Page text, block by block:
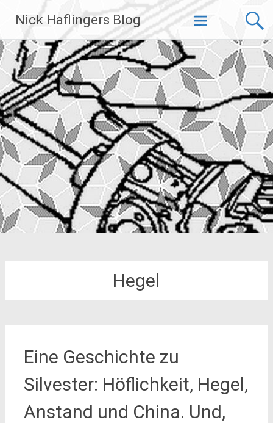
Inhalt
springen
Nick Haflingers Blog
Hegel
Eine Geschichte zu
Silvester: Höflichkeit, Hegel,
Anstand und China. Und,